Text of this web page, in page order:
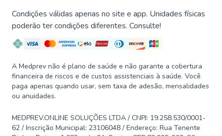
Condições válidas apenas no site e app. Unidades físicas
poderão ter condições diferentes. Consulte!
A Medprev não é plano de saúde e não garante a cobertura
financeira de riscos e de custos assistenciais à saúde. Você
paga apenas quando usar, sem taxa de adesão, mensalidades
ou anuidades.
MEDPREV.ONLINE SOLUÇÕES LTDA / CNPJ: 19.258.530/0001-
62 / Inscrição Municipal: 23106048 / Endereço: Rua Tenente